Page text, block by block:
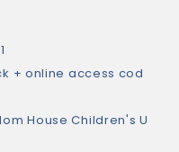
+ online access cod
House Children's U